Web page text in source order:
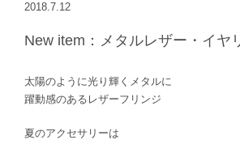
2018.7.12
New item：メタルレザー・イヤ
太陽のように光り輝くメタルに
躍動感のあるレザーフリンジ
夏のアクセサリーは